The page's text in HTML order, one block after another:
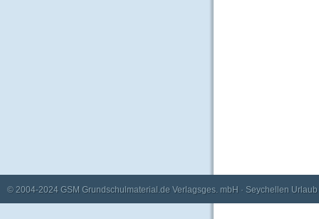
© 2004-2024 GSM Grundschulmaterial.de Verlagsges. mbH · Seychellen Urlaub